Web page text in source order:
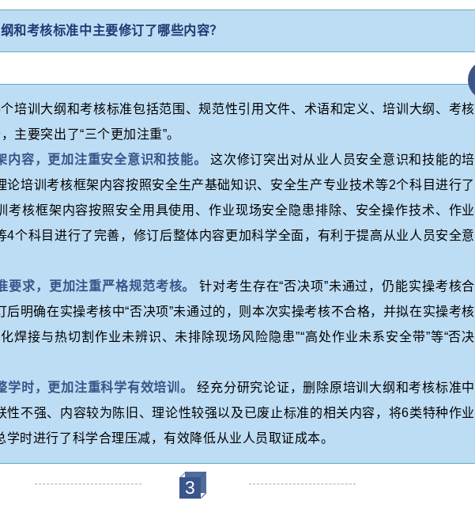
和考核标准中主要修订了哪些内容？
培训大纲和考核标准包括范围、规范性引用文件、术语和定义、培训大纲、考核
主要突出了“三个更加注重”。
内容，更加注重安全意识和技能。这次修订突出对从业人员安全意识和技能的培
论培训考核框架内容按照安全生产基础知识、安全生产专业技术等2个科目进行了
考核框架内容按照安全用具使用、作业现场安全隐患排除、安全操作技术、作业
4个科目进行了完善，修订后整体内容更加科学全面，有利于提高从业人员安全意
要求，更加注重严格规范考核。针对考生存在“否决项”未通过，仍能实操考核合
后明确在实操考核中“否决项”未通过的，则本次实操考核不合格，并拟在实操考核
焊接与热切割作业未辨识、未排除现场风险隐患”“高处作业未系安全带”等“否决
学时，更加注重科学有效培训。经充分研究论证，删除原培训大纲和考核标准中
性不强、内容较为陈旧、理论性较强以及已废止标准的相关内容，将6类特种作业
学时进行了科学合理压减，有效降低从业人员取证成本。
3